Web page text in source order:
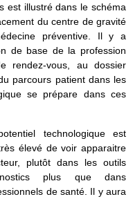
est illustré dans le schéma
du centre de gravité
préventive. Il y a
de base de la profession
rendez-vous, au dossier
parcours patient dans les
se prépare dans ces
technologique est
élevé de voir apparaitre
plutôt dans les outils
plus que dans
de santé. Il y aura